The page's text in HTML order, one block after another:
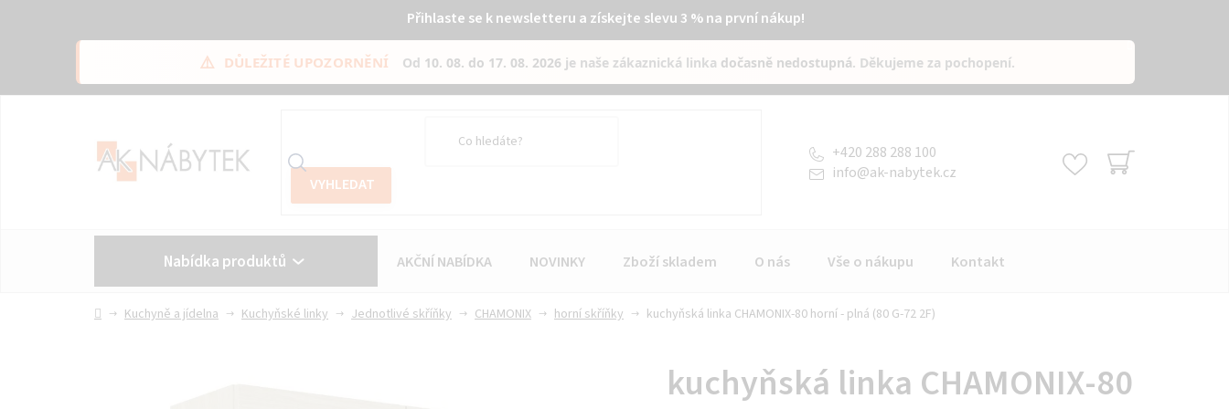
Přihlaste se k newsletteru a získejte slevu 3 % na první nákup!
⚠️ DŮLEŽITÉ UPOZORNĚNÍ Od 10. 08. do 17. 08. 2026 je naše zákaznická linka dočasně nedostupná. Děkujeme za pochopení.
info@ak-nabytek.cz
+420 288 288 100
Nabídka produktů AKČNÍ NABÍDKA NOVINKY Zboží skladem O nás Vše o nákupu Kontakt
Vše o nákupu Kontakt
DomůKuchyně a jídelna Kuchyňské linky Jednotlivé skříňky CHAMONIX horní skříňky kuchyňská linka CHAMONIX-80 horní - plná (80 G-72 2F)
kuchyňská linka CHAMONIX-80